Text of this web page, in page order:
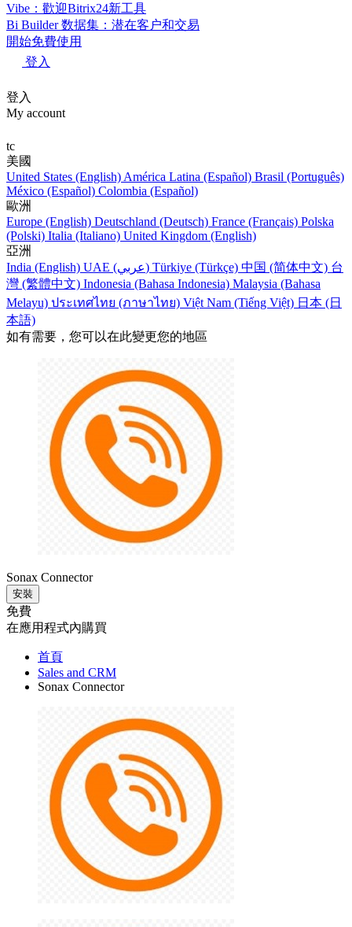
Vibe：歡迎Bitrix24新工具
Bi Builder 数据集：潜在客户和交易
開始免費使用
登入
登入
My account
tc
美國
United States (English) América Latina (Español) Brasil (Português)
México (Español) Colombia (Español)
歐洲
Europe (English) Deutschland (Deutsch) France (Français) Polska
(Polski) Italia (Italiano) United Kingdom (English)
亞洲
India (English)
UAE (عربي) Türkiye (Türkçe) 中国 (简体中文) 台
灣 (繁體中文) Indonesia (Bahasa Indonesia) Malaysia (Bahasa
Melayu) ประเทศไทย (ภาษาไทย) Việt Nam (Tiếng Việt) 日本 (日
本語)
如有需要，您可以在此變更您的地區
Sonax Connector
安裝
免費
在應用程式內購買
首頁
Sales and CRM
Sonax Connector